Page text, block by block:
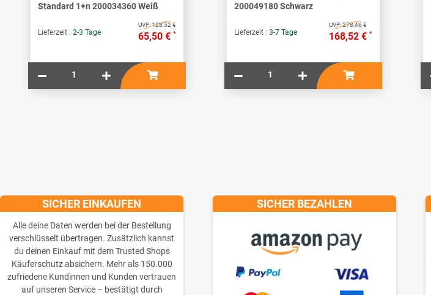
Standard 1+n 200034360 Weiß
Lieferzeit : 2-3 Tage
UVP:128,52 €
65,50 € *
200049180 Schwarz
Lieferzeit : 3-7 Tage
UVP:278,46 €
168,52 € *
SICHER EINKAUFEN
Alle deine Daten werden bei der Bestellung
verschlüsselt übertragen. Zusätzlich kannst
du deinen Einkauf mit dem Trusted Shops
Käuferschutz absichern. Mehr als 150.000
zufriedene Kundinnen und Kunden vertrauen
auf unseren Service – bestätigt durch
SICHER BEZAHLEN